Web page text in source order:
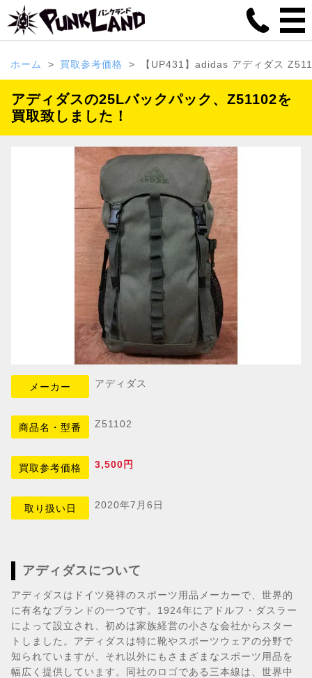
ホーム 買取参考価格 【UP431】adidas アディダス
アディダスの25Lバックパック、Z51102を
買取致しました！
メーカー アディダス
商品名・型番 Z51102
買取参考価格 3,500円
取り扱い日 2020年7月6日
アディダスについて
アディダスはドイツ発祥のスポーツ用品メーカーで、世界的
に有名なブランドの一つです。1924年にアドルフ・ダスラー
によって設立され、初めは家族経営の小さな会社からスター
トしました。アディダスは特に靴やスポーツウェアの分野で
知られていますが、それ以外にもさまざまなスポーツ用品を
幅広く提供しています。同社のロゴである三本線は、世界中